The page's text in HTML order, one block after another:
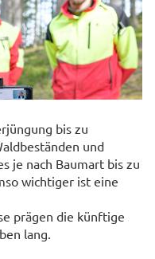
»
bis zu
und
je nach Baumart bis zu
wichtiger ist eine
prägen die künftige
lang.